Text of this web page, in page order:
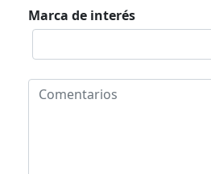
Marca de interés